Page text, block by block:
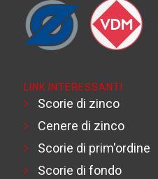
LINK INTERESSANTI
Scorie di zinco
Cenere di zinco
Scorie di prim'ordine
Scorie di fondo